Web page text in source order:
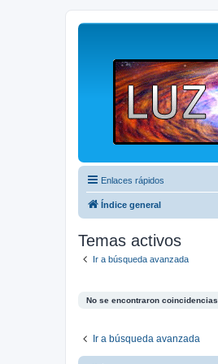
Enlaces rápidos
Índice general
Temas activos
Ir a búsqueda avanzada
No se encontraron coincidencias.
Ir a búsqueda avanzada